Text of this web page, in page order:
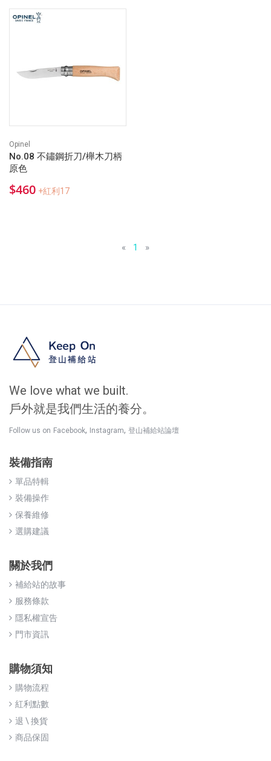
Opinel
No.08 不鏽鋼折刀/櫸木刀柄
原色
$460 +紅利17
« 1 »
We love what we built.
戶外就是我們生活的養分。
Follow us on Facebook, Instagram, 登山補給站論壇
裝備指南
單品特輯
裝備操作
保養維修
選購建議
關於我們
補給站的故事
服務條款
隱私權宣告
門市資訊
購物須知
購物流程
紅利點數
退 \ 換貨
商品保固